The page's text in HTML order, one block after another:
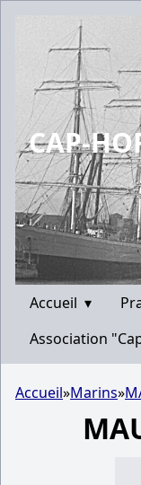
CAP-
Accueil ▾
Association
Accueil»Marins»